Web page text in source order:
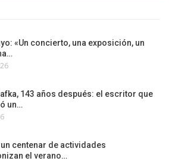
«Un concierto, una exposición, un
143 años después: el escritor que
un…
un centenar de actividades
el verano…